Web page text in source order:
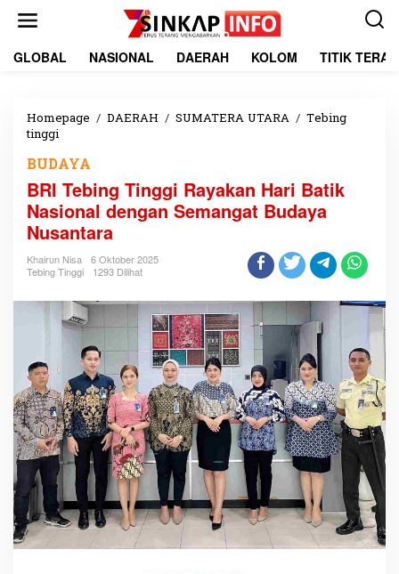
GLOBAL NASIONAL DAERAH KOLOM TITIK
Homepage / DAERAH / SUMATERA UTARA / Tebing
tinggi
I
T
b
i
g
T
n
g
R
a
y
a
k
a
n
a
r
i
B
BUDAYA
BRI Tebing Tinggi Rayakan Hari Batik
Nasional dengan Semangat Budaya
Nusantara
Khairun Nisa
6 Oktober 2025
Tebing Tinggi
1293 Dilihat